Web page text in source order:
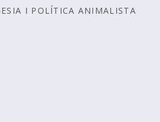
I POLÍTICA ANIMALISTA